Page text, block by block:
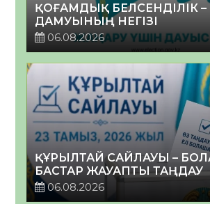
ҚОҒАМДЫҚ БЕЛСЕНДІЛІК –
ДАМУЫНЫҢ НЕГІЗІ
06.08.2026
ҚҰРЫЛТАЙ САЙЛАУЫ –
БАСТАР ЖАУАПТЫ ТАҢДАУ
06.08.2026